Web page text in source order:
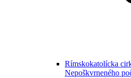
Rímskokatolícka
Nepoškvrneného